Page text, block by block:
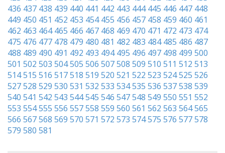
436 437 438 439 440 441 442 443 444 445 446 447 448
449 450 451 452 453 454 455 456 457 458 459 460 461
462 463 464 465 466 467 468 469 470 471 472 473 474
475 476 477 478 479 480 481 482 483 484 485 486 487
488 489 490 491 492 493 494 495 496 497 498 499 500
501 502 503 504505 506 507508 509 510 511 512 513
514515 516 517518 519 520 521 522 523 524525 526
527528 529 530 531 532 533 534535 536 537538 539
540 541 542 543 544545 546 547548 549 550 551 552
553 554555 556 557558 559 560 561 562 563 564565
566 567568 569 570 571 572 573 574575 576 577578
579 580 581